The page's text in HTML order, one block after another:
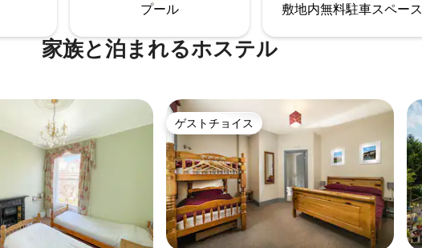
ことができます。
プール 敷地内無料駐⁠車ス⁠ペ⁠ー⁠ス
家族と泊まれるホステル
ゲストチョイス
ゲストチョイス